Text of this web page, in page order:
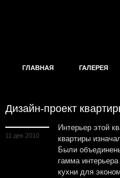
ГЛАВНАЯ ГАЛЕРЕЯ
Дизайн-проект
11 дек 2010
Интерьер этой
квартиры
Были
гамма
кухни для